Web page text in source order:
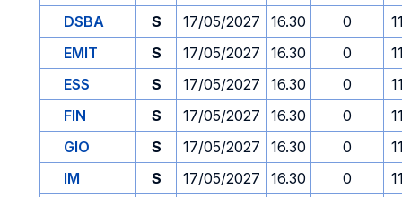
DSBA
S 17/05/2027 16.30 0
EMIT
S 17/05/2027 16.30 0
ESS
S 17/05/2027 16.30 0
FIN
S 17/05/2027 16.30 0
GIO
S 17/05/2027 16.30 0
IM
S 17/05/2027 16.30 0